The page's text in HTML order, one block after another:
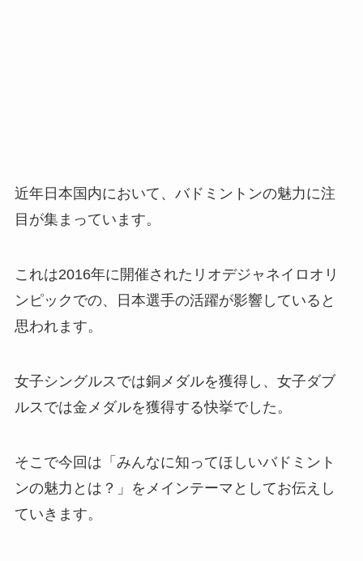
近年日本国内において、バドミントンの魅力に注
目が集まっています。
これは2016年に開催されたリオデジャネイロオリ
ンピックでの、日本選手の活躍が影響していると
思われます。
女子シングルスでは銅メダルを獲得し、女子ダブ
ルスでは金メダルを獲得する快挙でした。
そこで今回は「みんなに知ってほしいバドミント
ンの魅力とは？」をメインテーマとしてお伝えし
ていきます。